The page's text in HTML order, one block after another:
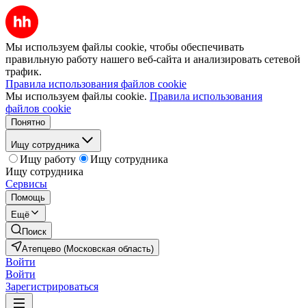
Мы используем файлы cookie, чтобы обеспечивать
правильную работу нашего веб-сайта и анализировать сетевой
трафик.
Правила использования файлов cookie
Мы используем файлы cookie. Правила использования
файлов cookie
Понятно
Ищу сотрудника
Ищу работу
Ищу сотрудника
Ищу сотрудника
Сервисы
Помощь
Ещё
Поиск
Атепцево (Московская область)
Войти
Войти
Зарегистрироваться